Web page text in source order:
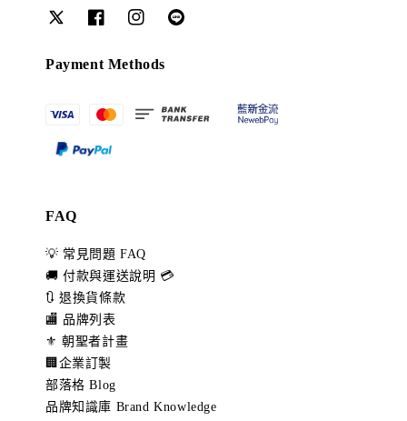
Payment Methods
FAQ
💡 常見問題 FAQ
🚚 付款與運送說明 💳
🔃 退換貨條款
🏬 品牌列表
⚜️ 朝聖者計畫
🏢企業訂製
部落格 Blog
品牌知識庫 Brand Knowledge